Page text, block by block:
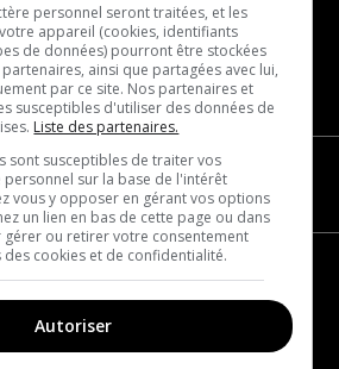
personnel seront traitées, et les
appareil (cookies, identifiants
de données) pourront être stockées
ainsi que partagées avec lui,
par ce site. Nos partenaires et
susceptibles d'utiliser des données de
Liste des partenaires.
sont susceptibles de traiter vos
personnel sur la base de l'intérêt
vous y opposer en gérant vos options
un lien en bas de cette page ou dans
gérer ou retirer votre consentement
cookies et de confidentialité.
Autoriser